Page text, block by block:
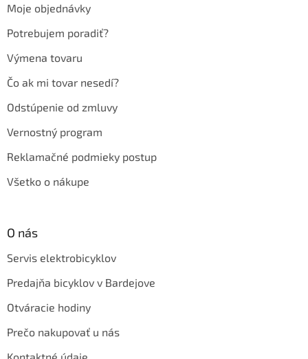
Moje objednávky
Potrebujem poradiť?
Výmena tovaru
Čo ak mi tovar nesedí?
Odstúpenie od zmluvy
Vernostný program
Reklamačné podmieky postup
Všetko o nákupe
O nás
Servis elektrobicyklov
Predajňa bicyklov v Bardejove
Otváracie hodiny
Prečo nakupovať u nás